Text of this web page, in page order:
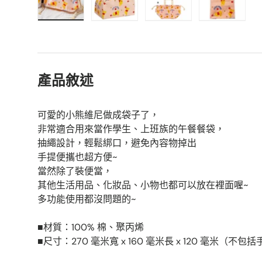
產品敘述
可愛的小熊維尼做成袋子了，
非常適合用來當作學生、上班族的午餐餐袋，
抽繩設計，輕鬆綁口，避免內容物掉出
手提便攜也超方便~
當然除了裝便當，
其他生活用品、化妝品、小物也都可以放在裡面喔~
多功能使用都沒問題的~
■材質：100% 棉、聚丙烯
■尺寸：270 毫米寬 x 160 毫米長 x 120 毫米（不包括